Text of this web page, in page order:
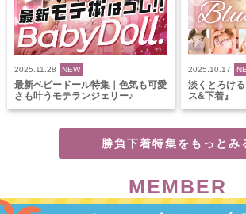
2025.11.28 NEW
最新ベビードール特集｜色気も可愛
さも叶うモテランジェリー♪
2025.10.17
淡くとろけ
ス&下着』
勝負下着特集をもっとみ
MEMBER